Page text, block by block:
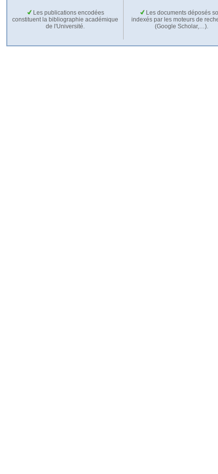
Les publications encodées
constituent la bibliographie académique
de l'Université.
Les documents déposés
indexés par les moteurs de
(Google Scholar,…).